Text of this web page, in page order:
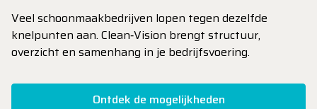
Veel schoonmaakbedrijven lopen tegen dezelfde
knelpunten aan. Clean‑Vision brengt structuur,
overzicht en samenhang in je bedrijfsvoering.
Ontdek de mogelijkheden